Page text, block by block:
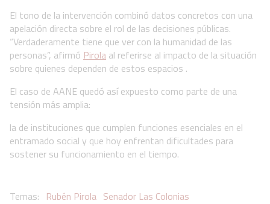
El tono de la intervención combinó datos concretos con una
apelación directa sobre el rol de las decisiones públicas.
“Verdaderamente tiene que ver con la humanidad de las
personas”, afirmó Pirola al referirse al impacto de la situación
sobre quienes dependen de estos espacios .
El caso de AANE quedó así expuesto como parte de una
tensión más amplia:
la de instituciones que cumplen funciones esenciales en el
entramado social y que hoy enfrentan dificultades para
sostener su funcionamiento en el tiempo.
Rubén Pirola Senador Las Colonias